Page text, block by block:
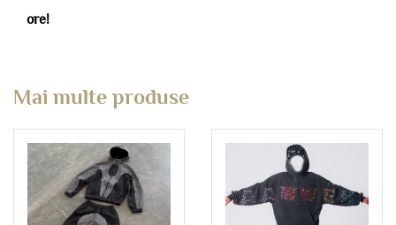
ore!
Mai multe produse